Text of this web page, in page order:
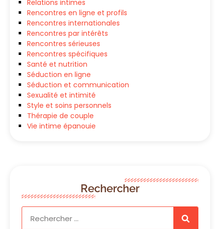
Relations intimes
Rencontres en ligne et profils
Rencontres internationales
Rencontres par intérêts
Rencontres sérieuses
Rencontres spécifiques
Santé et nutrition
Séduction en ligne
Séduction et communication
Sexualité et intimité
Style et soins personnels
Thérapie de couple
Vie intime épanouie
Rechercher